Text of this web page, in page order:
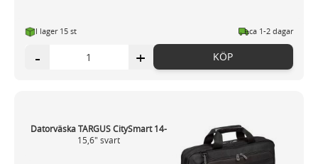
I lager 15 st ca 1-2 dagar
- + KÖP
Datorväska TARGUS CitySmart 14-
15,6" svart